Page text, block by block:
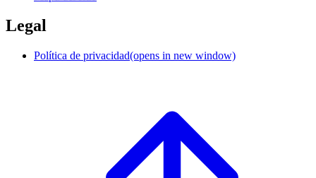
Legal
Política de privacidad(opens in new window)